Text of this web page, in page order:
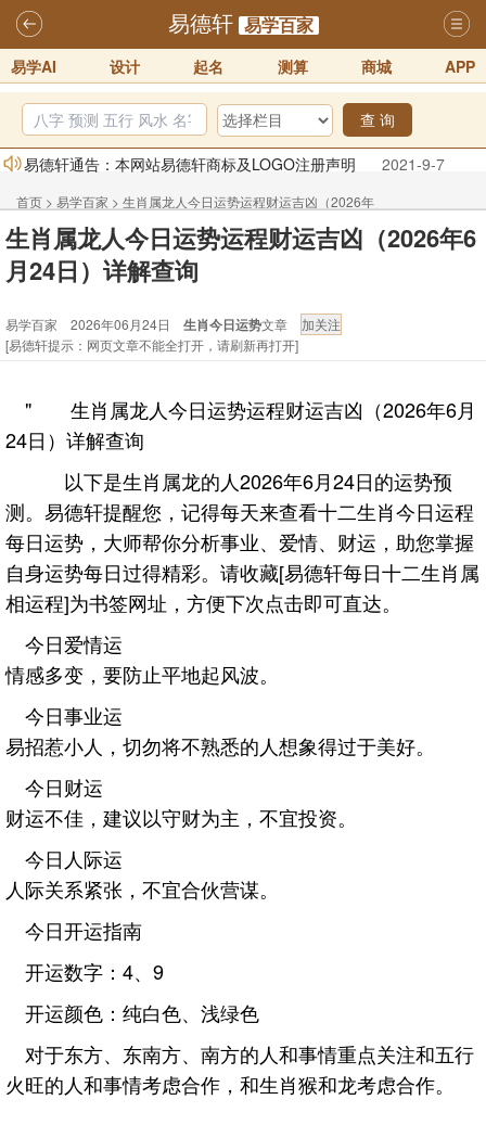
易德轩 易学百家
易学AI 设计 起名 测算 商城 APP
查 询
易德轩通告：本网站易德轩商标及LOGO注册声明
2021-9-7
体验！！
2025-07-01
易德轩网重构及升能完成，欢迎大家来体验新程序及感觉！！
2025-07-01
2026年化太岁锦囊属马、鼠、牛、龙、兔、狗、鸡生肖化太岁开始预
订！！
2025-10-01
易德轩首席风水大师铁笔居士简介！！
2021-9-2
首页 > 易学百家 > 生肖属龙人今日运势运程财运吉凶（2026年
6月24日）详解查询
生肖属龙人今日运势运程财运吉凶（2026年6
月24日）详解查询
易学百家 2026年06月24日 生肖今日运势文章
[易德轩提示：网页文章不能全打开，请刷新再打开]
" 生肖属龙人今日运势运程财运吉凶（2026年6月
24日）详解查询
以下是生肖属龙的人2026年6月24日的运势预
测。易德轩提醒您，记得每天来查看十二生肖今日运程
每日运势，大师帮你分析事业、爱情、财运，助您掌握
自身运势每日过得精彩。请收藏[易德轩每日十二生肖属
相运程]为书签网址，方便下次点击即可直达。
今日爱情运
情感多变，要防止平地起风波。
今日事业运
易招惹小人，切勿将不熟悉的人想象得过于美好。
今日财运
财运不佳，建议以守财为主，不宜投资。
今日人际运
人际关系紧张，不宜合伙营谋。
今日开运指南
开运数字：4、9
开运颜色：纯白色、浅绿色
对于东方、东南方、南方的人和事情重点关注和五行
火旺的人和事情考虑合作，和生肖猴和龙考虑合作。